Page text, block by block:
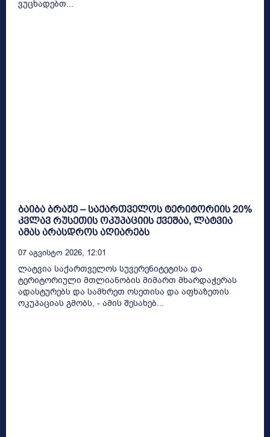
ვუცხადებთ...
ბაიბა ბრაჟე – საქართველოს ტერიტორიის 20%
კვლავ რუსეთის ოკუპაციის ქვეშაა, ლატვია
ამას არასდროს აღიარებს
07 Აგვისტო 2026, 12:01
ლატვია საქართველოს სუვერენიტეტისა და
ტერიტორიული მთლიანობის მიმართ მხარდაჭერას
ადასტურებს და სამხრეთ ოსეთისა და აფხაზეთის
ოკუპაციას გმობს, - ამის შესახებ...